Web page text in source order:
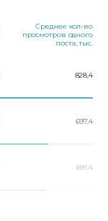
Среднее кол-во
просмотров одного
поста, тыс.
828,4
697,4
691,4